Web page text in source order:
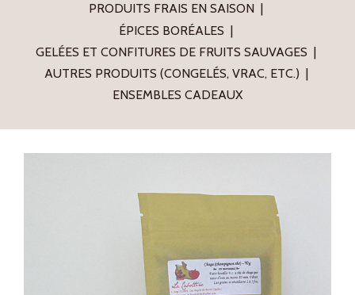
PRODUITS FRAIS EN SAISON
ÉPICES BORÉALES
GELÉES ET CONFITURES DE FRUITS SAUVAGES
AUTRES PRODUITS (CONGELÉS, VRAC, ETC.)
ENSEMBLES CADEAUX